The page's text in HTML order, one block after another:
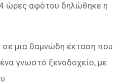
ώρες αφότου δηλώθηκε η
μια θαμνώδη έκταση που
γνωστό ξενοδοχείο, με